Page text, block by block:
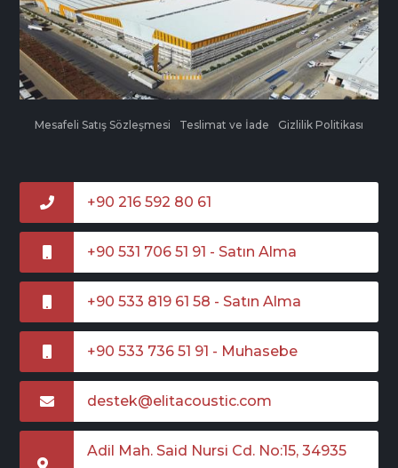
Mesafeli Satış Sözleşmesi Teslimat ve İade Gizlilik Politikası
+90 216 592 80 61
+90 531 706 51 91 - Satın Alma
+90 533 819 61 58 - Satın Alma
+90 533 736 51 91 - Muhasebe
destek@elitacoustic.com
Adil Mah. Said Nursi Cd. No:15, 34935